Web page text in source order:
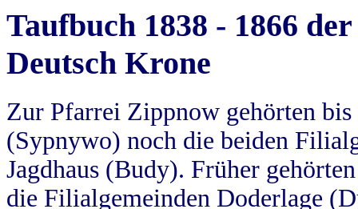
Taufbuch 1838 - 1866
Deutsch Krone
Zur Pfarrei Zippnow gehörten
(Sypnywo) noch die beiden
Jagdhaus (Budy). Früher
die Filialgemeinden Doderlage